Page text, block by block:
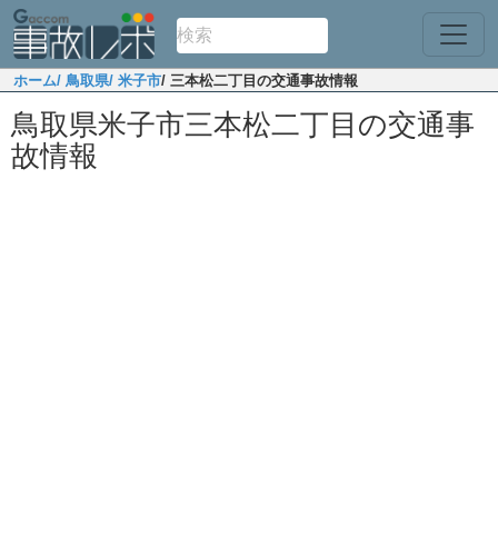
ホーム/ 鳥取県/ 米子市/ 三本松二丁目の交通事故情報
鳥取県米子市三本松二丁目の交通事
故情報